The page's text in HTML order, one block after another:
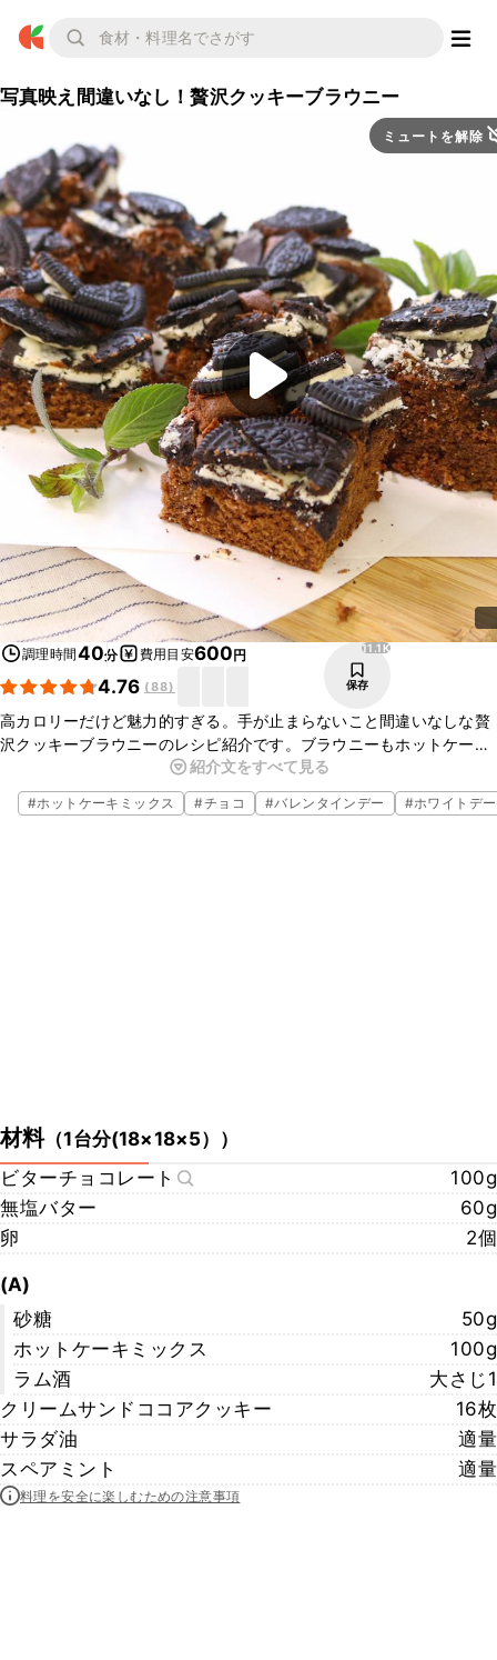
写真映え間違いなし！贅沢クッキーブラウニー
ミュートを解除
調理時間40分 費用目安600円
4.76 (88)
11.1K
保存
高カロリーだけど魅力的すぎる。手が止まらないこと間違いなしな贅
沢クッキーブラウニーのレシピ紹介です。ブラウニーもホットケーキ
ミックスを使うから簡単！クッキーをのせるだけであっというまにお
しゃれなお菓子が出来ちゃいます。プレゼントにもおすすめなのでぜ
ひ作ってみてくださいね！
紹介文をすべて見る
#ホットケーキミックス #チョコ #バレンタインデー #ホワイトデー
材料（1台分(18×18×5） ）
ビターチョコレート
100g
無塩バター
60g
卵
2個
(A)
砂糖
50g
ホットケーキミックス
100g
ラム酒
大さじ1
クリームサンドココアクッキー
16枚
サラダ油
適量
スペアミント
適量
料理を安全に楽しむための注意事項